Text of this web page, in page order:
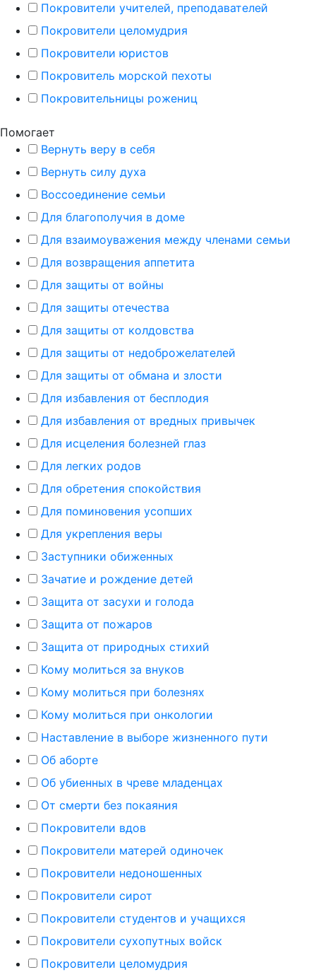
Покровители учителей, преподавателей
Покровители целомудрия
Покровители юристов
Покровитель морской пехоты
Покровительницы рожениц
Помогает
Вернуть веру в себя
Вернуть силу духа
Воссоединение семьи
Для благополучия в доме
Для взаимоуважения между членами семьи
Для возвращения аппетита
Для защиты от войны
Для защиты отечества
Для защиты от колдовства
Для защиты от недоброжелателей
Для защиты от обмана и злости
Для избавления от бесплодия
Для избавления от вредных привычек
Для исцеления болезней глаз
Для легких родов
Для обретения спокойствия
Для поминовения усопших
Для укрепления веры
Заступники обиженных
Зачатие и рождение детей
Защита от засухи и голода
Защита от пожаров
Защита от природных стихий
Кому молиться за внуков
Кому молиться при болезнях
Кому молиться при онкологии
Наставление в выборе жизненного пути
Об аборте
Об убиенных в чреве младенцах
От смерти без покаяния
Покровители вдов
Покровители матерей одиночек
Покровители недоношенных
Покровители сирот
Покровители студентов и учащихся
Покровители сухопутных войск
Покровители целомудрия